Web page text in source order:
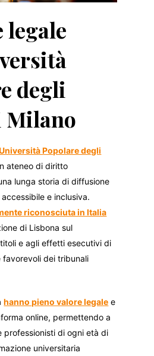
legale
degli
Milano
Popolare degli
ateneo di diritto
lunga storia di diffusione
e inclusiva.
riconosciuta in Italia
di Lisbona sul
e agli effetti esecutivi di
favorevoli dei tribunali
hanno pieno valore legale e
online, permettendo a
professionisti di ogni età di
universitaria